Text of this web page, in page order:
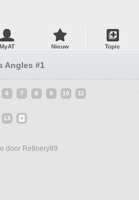
MyAT Nieuw Topic
Angles #1
6 7 8 9 10 11
13
door Refinery89